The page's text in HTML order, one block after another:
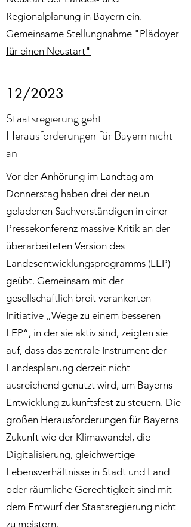
Regionalplanung in Bayern ein.
Gemeinsame Stellungnahme "Plädoyer
für einen Neustart"
12/2023
Staatsregierung geht
Herausforderungen für Bayern nicht
an
Vor der Anhörung im Landtag am
Donnerstag haben drei der neun
geladenen Sachverständigen in einer
Pressekonferenz massive Kritik an der
überarbeiteten Version des
Landesentwicklungsprogramms (LEP)
geübt. Gemeinsam mit der
gesellschaftlich breit verankerten
Initiative „Wege zu einem besseren
LEP“, in der sie aktiv sind, zeigten sie
auf, dass das zentrale Instrument der
Landesplanung derzeit nicht
ausreichend genutzt wird, um Bayerns
Entwicklung zukunftsfest zu steuern. Die
großen Herausforderungen für Bayerns
Zukunft wie der Klimawandel, die
Digitalisierung, gleichwertige
Lebensverhältnisse in Stadt und Land
oder räumliche Gerechtigkeit sind mit
dem Entwurf der Staatsregierung nicht
zu meistern.